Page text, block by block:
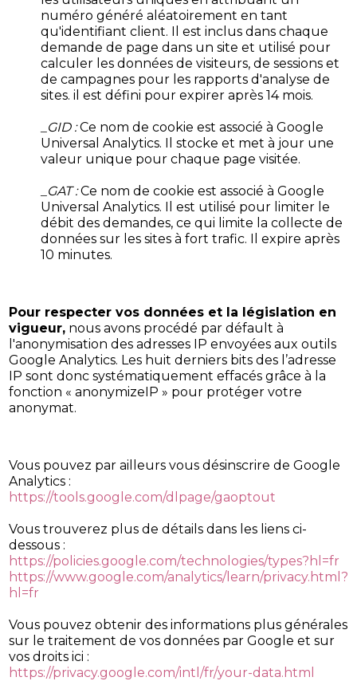
numéro généré aléatoirement en tant
qu'identifiant client. Il est inclus dans chaque
demande de page dans un site et utilisé pour
calculer les données de visiteurs, de sessions et
de campagnes pour les rapports d'analyse de
sites. il est défini pour expirer après 14 mois.
_GID :Ce nom de cookie est associé à Google
Universal Analytics. Il stocke et met à jour une
valeur unique pour chaque page visitée.
_GAT :Ce nom de cookie est associé à Google
Universal Analytics. Il est utilisé pour limiter le
débit des demandes, ce qui limite la collecte de
données sur les sites à fort trafic. Il expire après
10 minutes.
Pour respecter vos données et la législation en
vigueur, nous avons procédé par défault à
l'anonymisation des adresses IP envoyées aux outils
Google Analytics. Les huit derniers bits des l’adresse
IP sont donc systématiquement effacés grâce à la
fonction « anonymizeIP » pour protéger votre
anonymat.
Vous pouvez par ailleurs vous désinscrire de Google
Analytics :
https://tools.google.com/dlpage/gaoptout
Vous trouverez plus de détails dans les liens ci-
dessous :
https://policies.google.com/technologies/types?hl=fr
https://www.google.com/analytics/learn/privacy.html?
hl=fr
Vous pouvez obtenir des informations plus générales
sur le traitement de vos données par Google et sur
vos droits ici :
https://privacy.google.com/intl/fr/your-data.html